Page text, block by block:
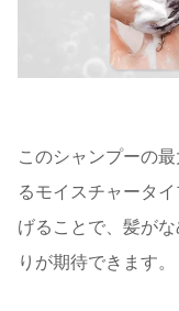
このシャンプーの
るモイスチャータ
げることで、髪が
りが期待できます。